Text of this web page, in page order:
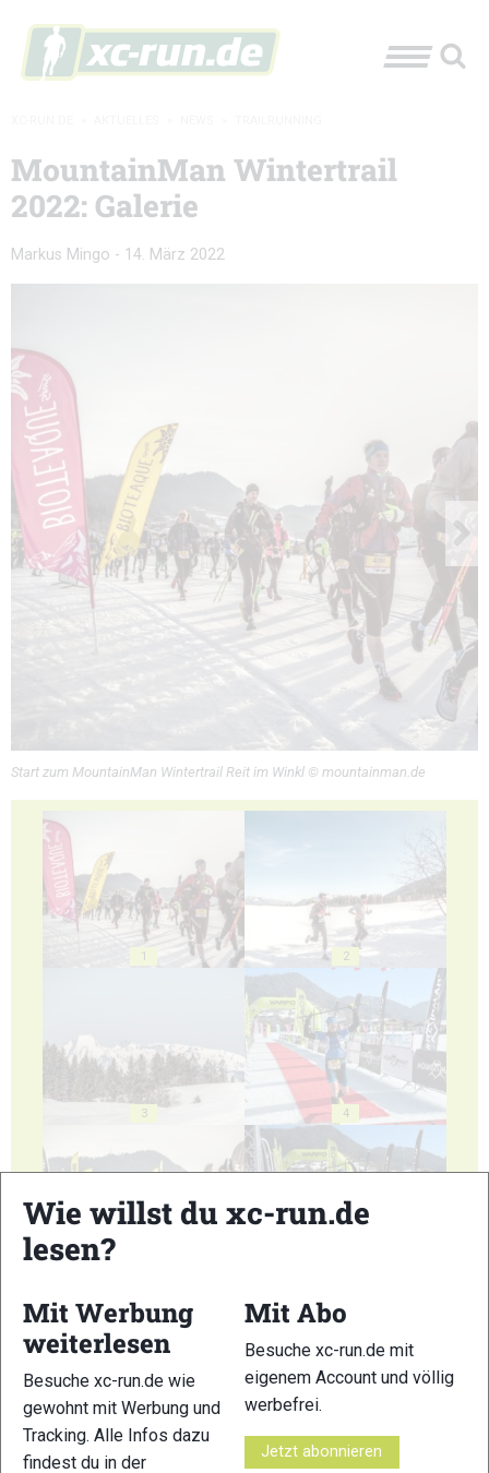
MountainMan Wintertrail
2022: Galerie
Markus Mingo - 14. März 2022
Start zum MountainMan Wintertrail Reit im Winkl © mountainman.de
1 2
3 4
7
Wie willst du xc-run.de
lesen?
Mit Werbung
weiterlesen
Besuche xc-run.de wie
gewohnt mit Werbung und
Tracking. Alle Infos dazu
findest du in der
Mit Abo
Besuche xc-run.de mit
eigenem Account und völlig
werbefrei.
Jetzt abonnieren